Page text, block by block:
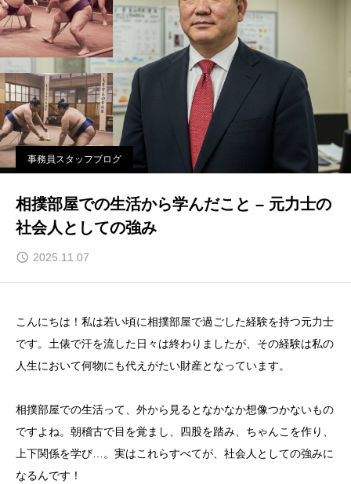
事務員スタッフブログ
相撲部屋での生活から学んだこと – 元力士の
社会人としての強み
2025.11.07
こんにちは！私は若い頃に相撲部屋で過ごした経験を持つ元力士
です。土俵で汗を流した日々は終わりましたが、その経験は私の
人生において何物にも代えがたい財産となっています。
相撲部屋での生活って、外から見るとなかなか想像つかないもの
ですよね。朝稽古で目を覚まし、四股を踏み、ちゃんこを作り、
上下関係を学び…。実はこれらすべてが、社会人としての強みに
なるんです！